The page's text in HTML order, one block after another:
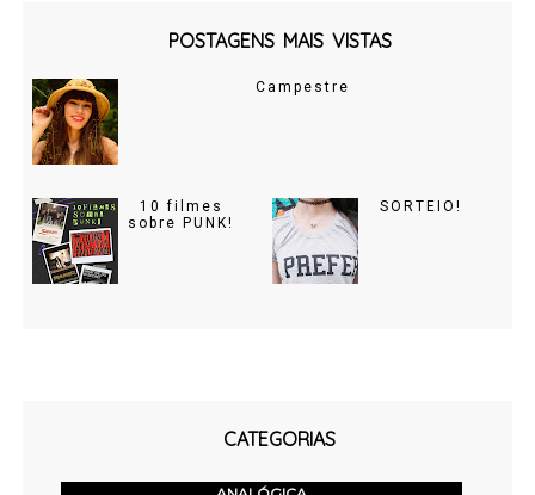
POSTAGENS MAIS VISTAS
Campestre
10 filmes
sobre PUNK!
SORTEIO!
CATEGORIAS